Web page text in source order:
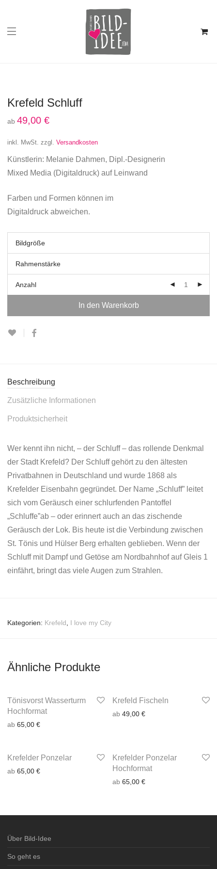
Krefeld Schluff
ab 49,00 €
inkl. MwSt. zzgl. Versandkosten
Künstlerin: Melanie Dahmen, Dipl.-Designerin
Mixed Media (Digitaldruck) auf Leinwand
Farben und Formen können im
Digitaldruck abweichen.
Bildgröße
Rahmenstärke
Anzahl
In den Warenkorb
Beschreibung
Zusätzliche Informationen
Produktsicherheit
Wer kennt ihn nicht, – der Schluff – das rollende Denkmal
der Stadt Krefeld? Der Schluff gehört zu den ältesten
Privatbahnen in Deutschland und wurde 1868 als
Krefelder Eisenbahn gegründet. Der Name „Schluff” leitet
sich vom Geräusch einer schlurfenden Pantoffel
„Schluffe”ab – oder erinnert auch an das zischende
Geräusch der Lok. Bis heute ist die Verbindung zwischen
St. Tönis und Hülser Berg erhalten geblieben. Wenn der
Schluff mit Dampf und Getöse am Nordbahnhof auf Gleis 1
einfährt, bringt das viele Augen zum Strahlen.
Kategorien: Krefeld I love my City
Ähnliche Produkte
Tönisvorst Wasserturm
Hochformat
ab 65,00 €
Krefeld Fischeln
ab 49,00 €
Krefelder Ponzelar
ab 65,00 €
Krefelder Ponzelar
Hochformat
ab 65,00 €
Über Bild-Idee
So geht es